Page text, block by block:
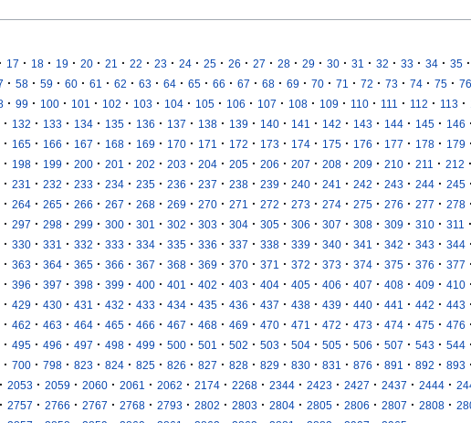
· 17 · 18 · 19 · 20 · 21 · 22 · 23 · 24 · 25 · 26 · 27 · 28 · 29 · 30 · 31 · 32 · 33 · 34 · 35 ·
· 58 · 59 · 60 · 61 · 62 · 63 · 64 · 65 · 66 · 67 · 68 · 69 · 70 · 71 · 72 · 73 · 74 · 75 · 76
· 99 · 100 · 101 · 102 · 103 · 104 · 105 · 106 · 107 · 108 · 109 · 110 · 111 · 112 · 113 ·
· 132 · 133 · 134 · 135 · 136 · 137 · 138 · 139 · 140 · 141 · 142 · 143 · 144 · 145 · 146 ·
· 165 · 166 · 167 · 168 · 169 · 170 · 171 · 172 · 173 · 174 · 175 · 176 · 177 · 178 · 179 ·
· 198 · 199 · 200 · 201 · 202 · 203 · 204 · 205 · 206 · 207 · 208 · 209 · 210 · 211 · 212 ·
· 231 · 232 · 233 · 234 · 235 · 236 · 237 · 238 · 239 · 240 · 241 · 242 · 243 · 244 · 245 ·
· 264 · 265 · 266 · 267 · 268 · 269 · 270 · 271 · 272 · 273 · 274 · 275 · 276 · 277 · 278 ·
· 297 · 298 · 299 · 300 · 301 · 302 · 303 · 304 · 305 · 306 · 307 · 308 · 309 · 310 · 311 ·
· 330 · 331 · 332 · 333 · 334 · 335 · 336 · 337 · 338 · 339 · 340 · 341 · 342 · 343 · 344 ·
· 363 · 364 · 365 · 366 · 367 · 368 · 369 · 370 · 371 · 372 · 373 · 374 · 375 · 376 · 377 ·
· 396 · 397 · 398 · 399 · 400 · 401 · 402 · 403 · 404 · 405 · 406 · 407 · 408 · 409 · 410 ·
· 429 · 430 · 431 · 432 · 433 · 434 · 435 · 436 · 437 · 438 · 439 · 440 · 441 · 442 · 443 ·
· 462 · 463 · 464 · 465 · 466 · 467 · 468 · 469 · 470 · 471 · 472 · 473 · 474 · 475 · 476 ·
· 495 · 496 · 497 · 498 · 499 · 500 · 501 · 502 · 503 · 504 · 505 · 506 · 507 · 543 · 544 ·
· 700 · 798 · 823 · 824 · 825 · 826 · 827 · 828 · 829 · 830 · 831 · 876 · 891 · 892 · 893 ·
· 2053 · 2059 · 2060 · 2061 · 2062 · 2174 · 2268 · 2344 · 2423 · 2427 · 2437 · 2444 ·
· 2757 · 2766 · 2767 · 2768 · 2793 · 2802 · 2803 · 2804 · 2805 · 2806 · 2807 · 2808 ·